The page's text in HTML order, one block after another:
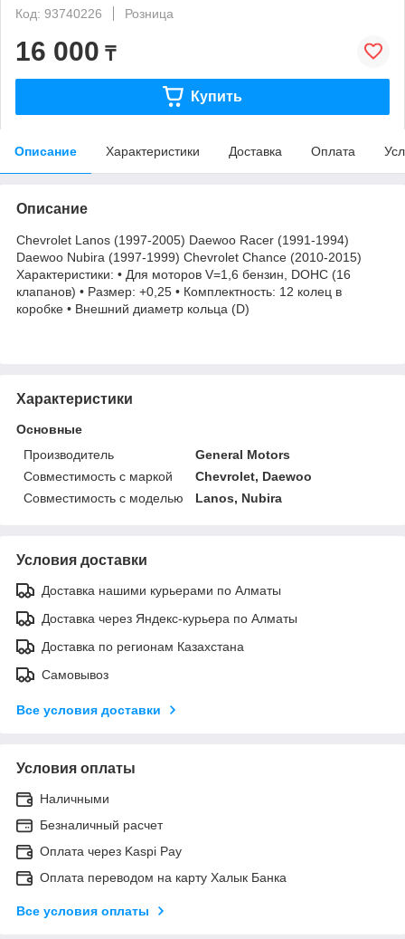
Код: 93740226
Розница
16 000 ₸
Купить
Описание Характеристики Доставка Оплата
Описание
Chevrolet Lanos (1997-2005) Daewoo Racer (1991-1994)
Daewoo Nubira (1997-1999) Chevrolet Chance (2010-2015)
Характеристики: • Для моторов V=1,6 бензин, DOHC (16
клапанов) • Размер: +0,25 • Комплектность: 12 колец в
коробке • Внешний диаметр кольца (D)
Характеристики
Основные
Производитель
General Motors
Совместимость с маркой
Chevrolet, Daewoo
Совместимость с моделью
Lanos, Nubira
Условия доставки
Доставка нашими курьерами по Алматы
Доставка через Яндекс-курьера по Алматы
Доставка по регионам Казахстана
Самовывоз
Все условия доставки
Условия оплаты
Наличными
Безналичный расчет
Оплата через Kaspi Pay
Оплата переводом на карту Халык Банка
Все условия оплаты